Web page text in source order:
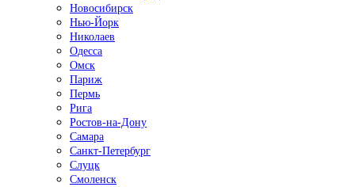
Новосибирск
Нью-Йорк
Николаев
Одесса
Омск
Париж
Пермь
Рига
Ростов-на-Дону
Самара
Санкт-Петербург
Слуцк
Смоленск